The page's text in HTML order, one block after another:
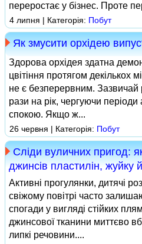
переростає у бізнес. Проте
4 липня | Категорія: Побут
Як змусити орхідею
Здорова орхідея здатна
цвітіння протягом декількох
не є безперервним. Зазвичай
рази на рік, чергуючи
спокою. Якщо ж...
26 червня | Категорія: Побут
Сліди вуличних пригод:
джинсів пластилін, жуйку
Активні прогулянки, дитячі
свіжому повітрі часто
спогади у вигляді стійких
джинсової тканини миттєво
липкі речовини....